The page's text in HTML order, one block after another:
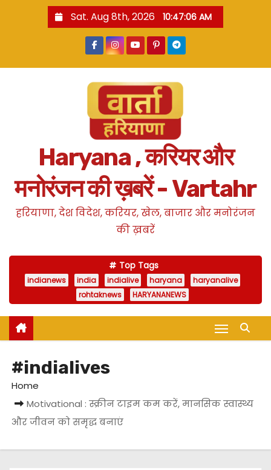
Sat. Aug 8th, 2026 10:47:07 AM
Haryana , करियर और
मनोरंजन की ख़बरें - Vartahr
हरियाणा, देश विदेश, करियर, खेल, बाजार और मनोरंजन
की ख़बरें
Top Tags
indianews india indialive haryana
haryanalive
rohtaknews
HARYANANEWS
#indialives
Home
Motivational : स्क्रीन टाइम कम करें, मानसिक स्वास्थ्य
और जीवन को समृद्ध बनाएं